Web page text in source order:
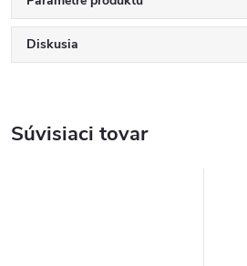
Diskusia
Súvisiaci tovar